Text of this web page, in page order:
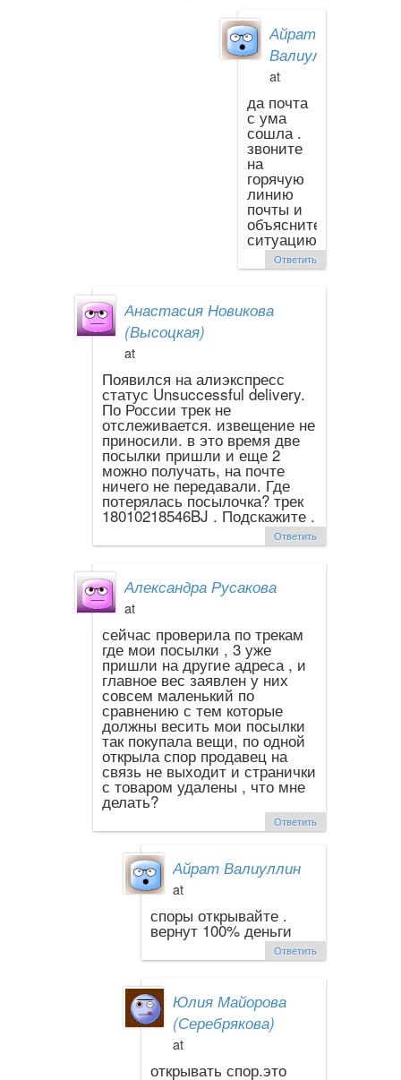
Айрат
Валиуллин
at
да почта
с ума
сошла .
звоните
на
горячую
линию
почты и
объясните
ситуацию
Ответить
Анастасия Новикова
(Высоцкая)
at
Появился на алиэкспресс
статус Unsuccessful delivery.
По России трек не
отслеживается. извещение не
приносили. в это время две
посылки пришли и еще 2
можно получать, на почте
ничего не передавали. Где
потерялась посылочка? трек
18010218546BJ . Подскажите .
Ответить
Александра Русакова
at
сейчас проверила по трекам
где мои посылки , 3 уже
пришли на другие адреса , и
главное вес заявлен у них
совсем маленький по
сравнению с тем которые
должны весить мои посылки
так покупала вещи, по одной
открыла спор продавец на
связь не выходит и странички
с товаром удалены , что мне
делать?
Ответить
Айрат Валиуллин
at
споры открывайте .
вернут 100% деньги
Ответить
Юлия Майорова
(Серебрякова)
at
открывать спор.это